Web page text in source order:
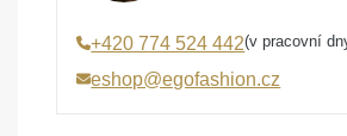
+420 774 524 442(v pracovní
eshop@egofashion.cz